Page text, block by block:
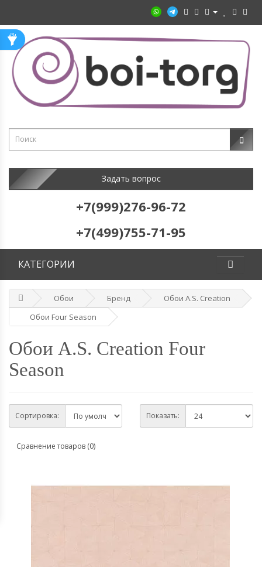
Задать вопрос
+7(999)276-96-72
+7(499)755-71-95
КАТЕГОРИИ
Обои Бренд
Обои A.S. Creation
Обои Four Season
Обои A.S. Creation Four
Season
Сортировка: Показать:
Сравнение товаров (0)